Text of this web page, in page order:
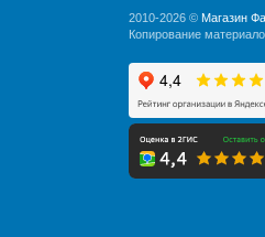
2010-2026 © Магазин
Копирование